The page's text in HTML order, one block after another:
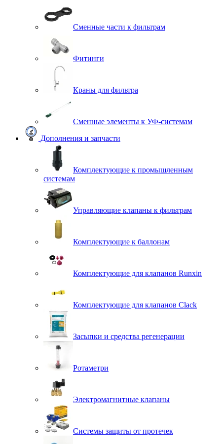
Сменные части к фильтрам
Фитинги
Краны для фильтра
Сменные элементы к УФ-системам
Дополнения и запчасти
Комплектующие к промышленным
системам
Управляющие клапаны к фильтрам
Комплектующие к баллонам
Комплектующие для клапанов Runxin
Комплектующие для клапанов Clack
Засыпки и средства регенерации
Ротаметри
Электромагнитные клапаны
Системы защиты от протечек